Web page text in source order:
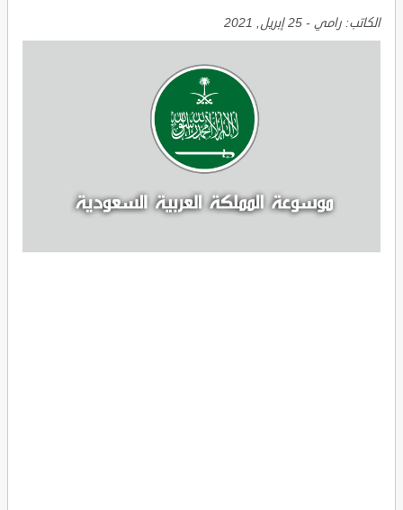
الكاتب: رامي - 25 إبريل, 2021